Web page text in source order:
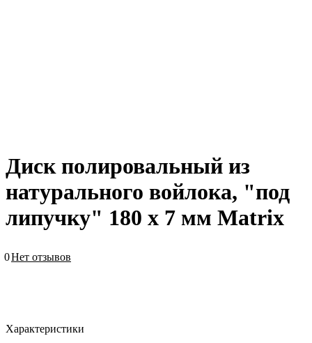
Диск полировальный из
натурального войлока, "под
липучку" 180 х 7 мм Matrix
0Нет отзывов
Характеристики